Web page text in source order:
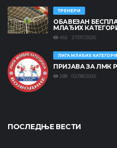
ТРЕНЕРИ
ОБАВЕЗАН
МЛАЂИХ
455 27/07/2026
ЛИГА МЛАЂИХ
ПРИЈАВА ЗА ЛМК
288 02/08/2026
ПОСЛЕДЊЕ ВЕСТИ